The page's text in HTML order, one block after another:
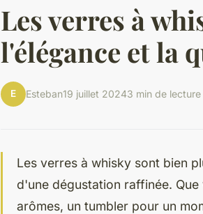
Les verres à
l'élégance et la
E Esteban19 juillet 20243 min de lecture
Les verres à whisky sont bien
d'une dégustation raffinée.
arômes, un tumbler pour un